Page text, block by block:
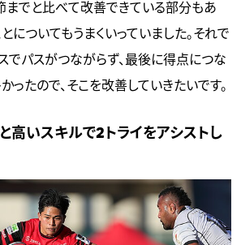
までと比べて改善できている部分もあ
についてもうまくいっていました。それで
でパスがつながらず、最後に得点につな
たので、そこを改善していきたいです。
高いスキルで2トライをアシストし